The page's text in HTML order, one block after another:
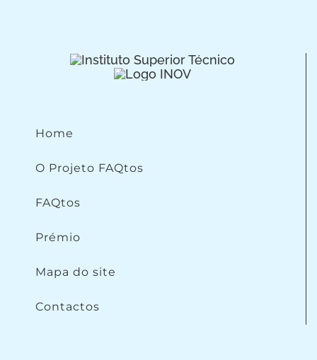
Home
O Projeto FAQtos
FAQtos
Prémio
Mapa do site
Contactos